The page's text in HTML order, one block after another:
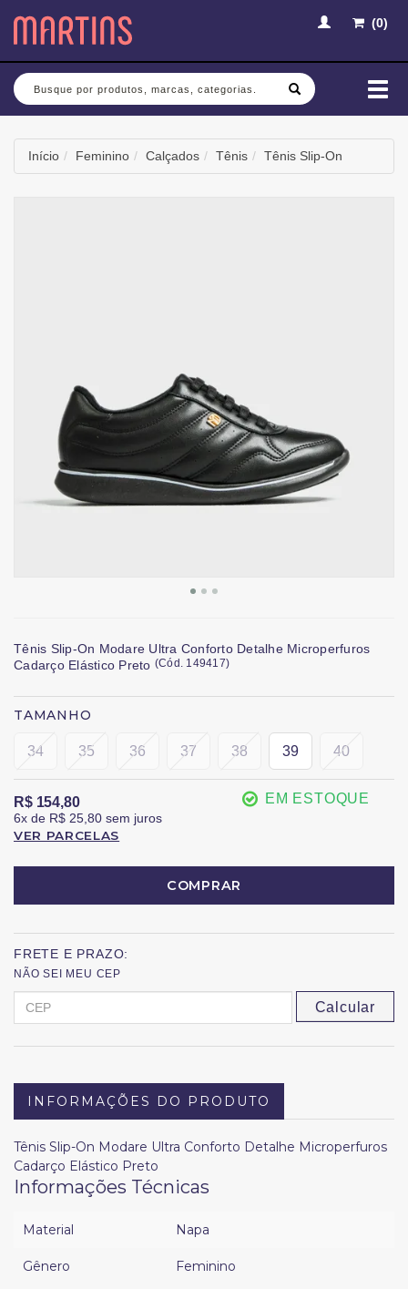
(0)
Busca
Início Feminino Calçados Tênis Tênis Slip-On
Tênis Slip-On Modare Ultra Conforto Detalhe Microperfuros
Cadarço Elástico Preto (Cód. 149417)
TAMANHO
34 35 36 37 38 39 40
R$ 154,80
6x de R$ 25,80 sem juros
VER PARCELAS
EM ESTOQUE
COMPRAR
FRETE E PRAZO:
NÃO SEI MEU CEP
Calcular
INFORMAÇÕES DO PRODUTO
Tênis Slip-On Modare Ultra Conforto Detalhe Microperfuros
Cadarço Elástico Preto
Informações Técnicas
Material Napa
Gênero Feminino